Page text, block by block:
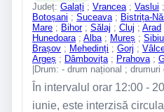
Județ: Galați ; Vrancea ; Vaslui ;
Botoșani ; Suceava ; Bistrița-
Mare ; Bihor; Sălaj ; Cluj ; Arad
Hunedoara ; Alba ; Mureș ; Sibiu
Brașov ; Mehedinți ; Gorj ;
Argeș ; Dâmbovița ; Prahova ;
|Drum: - drum național ;
În intervalul orar 12:00 -
iunie, este interzisă